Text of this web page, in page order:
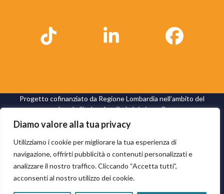
Diamo valore alla tua privacy
Utilizziamo i cookie per migliorare la tua esperienza di
navigazione, offrirti pubblicità o contenuti personalizzati e
analizzare il nostro traffico. Cliccando “Accetta tutti”,
acconsenti al nostro utilizzo dei cookie.
Tiktok LinkedIn
Progetto cofinanziato da Regione Lombardia nell’ambito del
bando “La Lombardia è dei giovani”